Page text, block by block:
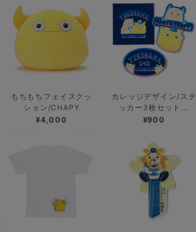
もちもちフェイスクッ
ション/CHAPY
¥4,000
カレッジデザイン/ステ
ッカー3枚セット...
¥900